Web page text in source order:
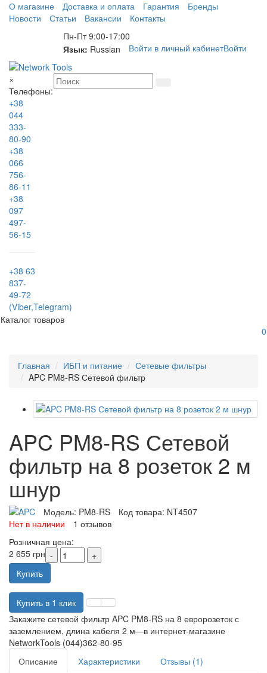
О магазине Доставка и оплата Гарантия
Бренды
Новости
Статьи Вакансии
Контакты
Пн-Пт 9:00-17:00
Язык: Russian Войти в личный кабинетВойти
×
Телефоны:
+38
044
333-
80-90
+38
066
756-
86-11
+38
097
497-
56-15
+38 63
837-
49-72
(Viber,Telegram)
Каталог товаров
0
Главная ИБП и питание
Сетевые фильтры
APC PM8-RS Сетевой фильтр
APC PM8-RS Сетевой
фильтр на 8 розеток 2 м
шнур
Модель: PM8-RS Код товара: NT4507
Нет в наличии
1 отзывов
Розничная цена:
2 655 грн
Купить
Купить в 1 клик
Закажите сетевой фильтр APC PM8-RS на 8 евророзеток с
заземлением, длина кабеля 2 м—в интернет-магазине
NetworkTools (044)362-80-95
Описание
Характеристики
Отзывы (1)